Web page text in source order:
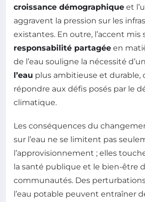
croissance démographique et
aggravent la pression sur les
existantes. En outre, l’accent mis
responsabilité partagée en
de l’eau souligne la nécessité
l’eau plus ambitieuse et durable,
répondre aux défis posés par le
climatique.
Les conséquences du
sur l’eau ne se limitent pas
l’approvisionnement ; elles
la santé publique et le bien-être
communautés. Des perturbations
l’eau potable peuvent entraîner